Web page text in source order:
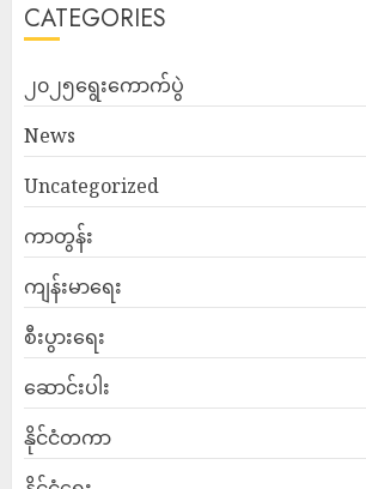
CATEGORIES
၂၀၂၅ရွေးကောက်ပွဲ
News
Uncategorized
ကာတွန်း
ကျန်းမာရေး
စီးပွားရေး
ဆောင်းပါး
နိုင်ငံတကာ